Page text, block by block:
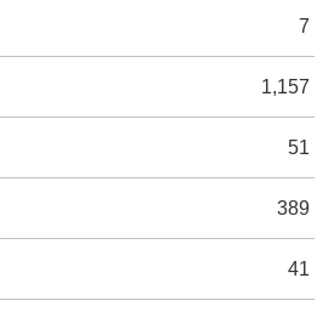
7
1,157
51
389
41